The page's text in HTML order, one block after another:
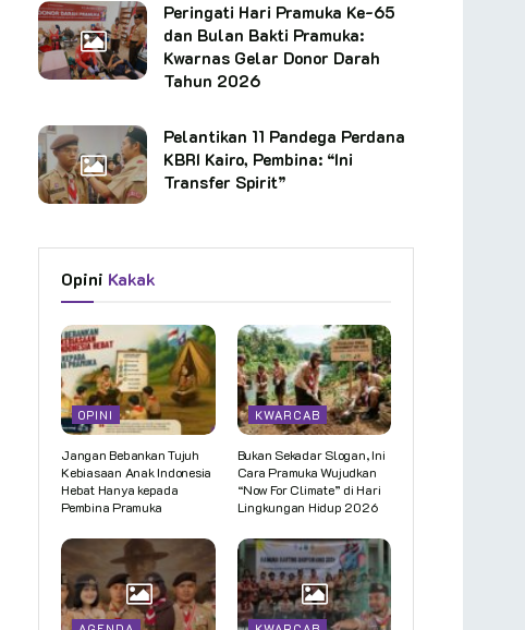
Peringati Hari Pramuka Ke-65
dan Bulan Bakti Pramuka:
Kwarnas Gelar Donor Darah
Tahun 2026
Pelantikan 11 Pandega Perdana
KBRI Kairo, Pembina: “Ini
Transfer Spirit”
Opini Kakak
OPINI
Jangan Bebankan Tujuh
Kebiasaan Anak Indonesia
Hebat Hanya kepada
Pembina Pramuka
KWARCAB
Bukan Sekadar Slogan, Ini
Cara Pramuka Wujudkan
“Now For Climate” di Hari
Lingkungan Hidup 2026